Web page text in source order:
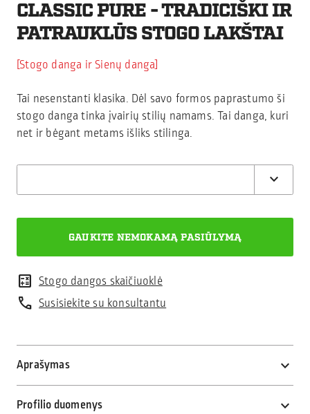
CLASSIC PURE - TRADICIŠKI IR
PATRAUKLŪS STOGO LAKŠTAI
Stogo danga ir Sienų danga
Tai nesenstanti klasika. Dėl savo formos paprastumo ši
stogo danga tinka įvairių stilių namams. Tai danga, kuri
net ir bėgant metams išliks stilinga.
calculate Stogo dangos skaičiuoklė
call Susisiekite su konsultantu
Aprašymas
Profilio duomenys